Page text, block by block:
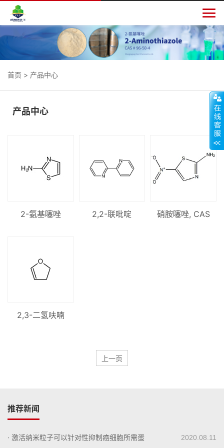

首页 > 产品中心
产品中心
2-氨基噻唑 2,2-联吡啶 硝胺噻唑, CAS
2,3-二氢呋喃
上一页
推荐新闻
2020.08.11
· 激活纳米粒子可以针对性抑制癌细胞所需蛋